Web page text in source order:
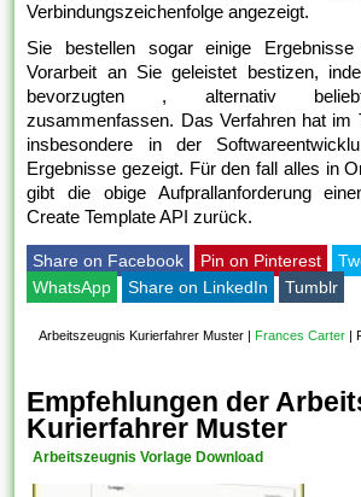
Verbindungszeichenfolge angezeigt.
Sie bestellen sogar einige
Vorarbeit an Sie geleistet bestizen,
bevorzugten , alternativ
zusammenfassen. Das Verfahren hat im
insbesondere in der
Ergebnisse gezeigt. Für den fall alles in
gibt die obige Aufprallanforderung
Create Template API zurück.
Share on Facebook Pin on Pinterest
WhatsApp
Share on LinkedIn Tumblr
Arbeitszeugnis Kurierfahrer Muster Frances Carter
Empfehlungen der
Kurierfahrer Muster
Arbeitszeugnis Vorlage Download